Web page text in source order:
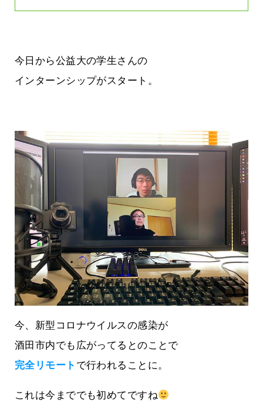
今日から公益大の学生さんの
インターンシップがスタート。
今、新型コロナウイルスの感染が
酒田市内でも広がってるとのことで
完全リモート で行われることに。
これは今まででも初めてですね